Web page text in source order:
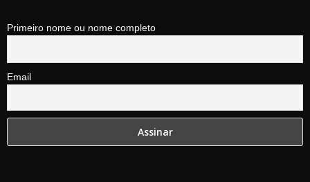
Primeiro nome ou nome completo
Email